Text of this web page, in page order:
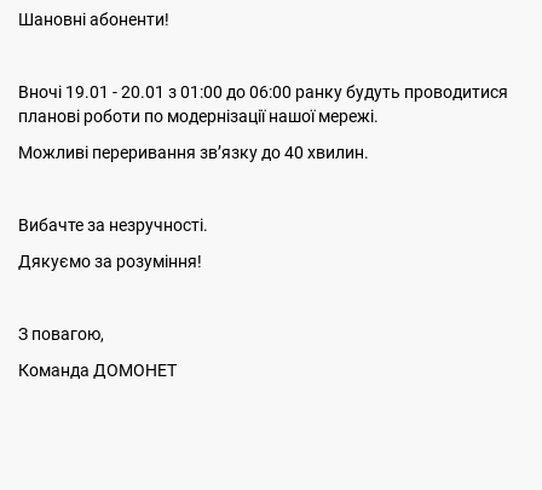
Шановні абоненти!
Вночі 19.01 - 20.01 з 01:00 до 06:00 ранку будуть проводитися
планові роботи по модернізації нашої мережі.
Можливі переривання звʼязку до 40 хвилин.
Вибачте за незручності.
Дякуємо за розуміння!
З повагою,
Команда ДОМОНЕТ